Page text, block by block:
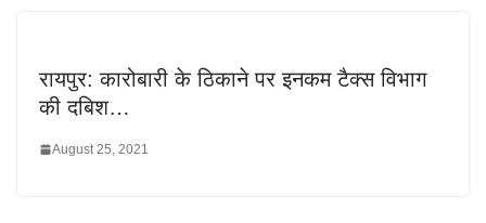
रायपुर: कारोबारी के ठिकाने पर इनकम टैक्स विभाग
की दबिश…
August 25, 2021